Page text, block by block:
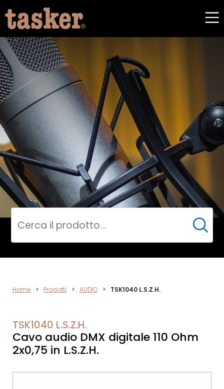
AUDIO
Cerca
Home > Prodotti > AUDIO > TSK1040 L.S.Z.H.
TSK1040 L.S.Z.H.
Cavo audio DMX digitale 110 Ohm
2x0,75 in L.S.Z.H.